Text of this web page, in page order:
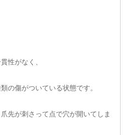
性がなく、
の傷がついている状態です。
先が刺さって点で穴が開いてしま